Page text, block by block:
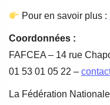
Pour en savoir plus :
Coordonnées :
FAFCEA – 14 rue
01 53 01 05 22 –
La Fédération